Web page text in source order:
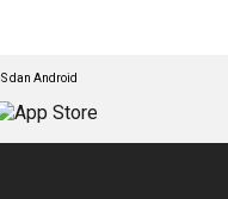
dan Android